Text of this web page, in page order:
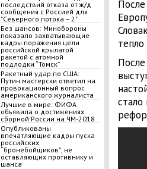
последствий отказа от ж/д
сообщения с Россией для
"Северного потока – 2"
Без шансов: Минобороны
показало захватывающие
кадры поражения цели
российской крылатой
ракетой с атомной
подлодки “Томск”
Ракетный удар по США:
Путин мастерски ответил на
провокационный вопрос
американского журналиста
Лучшие в мире: ФИФА
объявила о достижениях
сборной России на ЧМ-2018
Опубликованы
впечатляющие кадры пуска
российских
“бронебойщиков”, не
оставляющих противнику и
шанса